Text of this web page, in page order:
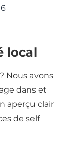
local
Nous avons
dans et
aperçu clair
de self